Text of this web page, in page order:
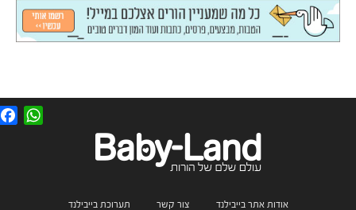
אודות אתר בייבילנד צור קשר תערוכת בייבילנד
F
a
W
h